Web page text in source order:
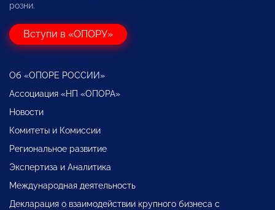
розни.
Вступи в «ОПОРУ»
Об «ОПОРЕ РОССИИ»
Ассоциация «НП «ОПОРА»
Новости
Комитеты и Комиссии
Региональное развитие
Экспертиза и Аналитика
Международная деятельность
Декларация о взаимодействии крупного бизнеса с